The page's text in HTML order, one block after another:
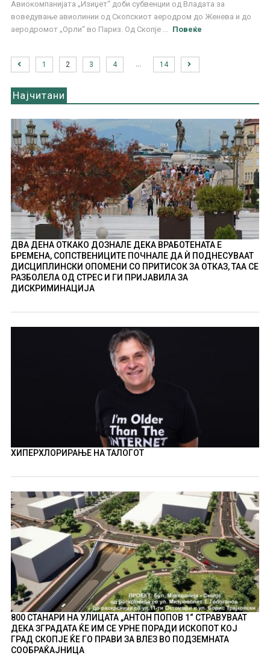
Авиокомпанијата „Изиџет“ доби субвенции од Владата за
воведување авиолинии од Скопскиот аеродром до Женева и до
аеродромот „Орли“ во Париз. Од Скопје ...
Повеќе
1 2 3 4 14
Најчитани
ДВА ДЕНА ОТКАКО ДОЗНАЛЕ ДЕКА ВРАБОТЕНАТА Е
БРЕМЕНА, СОПСТВЕНИЦИТЕ ПОЧНАЛЕ ДА Ѝ ПОДНЕСУВААТ
ДИСЦИПЛИНСКИ ОПОМЕНИ СО ПРИТИСОК ЗА ОТКАЗ, ТАА СЕ
РАЗБОЛЕЛА ОД СТРЕС И ГИ ПРИЈАВИЛА ЗА
ДИСКРИМИНАЦИЈА
ХИПЕРХЛОРИРАЊЕ НА ТАЛОГОТ
800 СТАНАРИ НА УЛИЦАТА „АНТОН ПОПОВ 1“ СТРАВУВААТ
ДЕКА ЗГРАДАТА ЌЕ ИМ СЕ УРНЕ ПОРАДИ ИСКОПОТ КОЈ
ГРАД СКОПЈЕ ЌЕ ГО ПРАВИ ЗА ВЛЕЗ ВО ПОДЗЕМНАТА
СООБРАЌАЈНИЦА